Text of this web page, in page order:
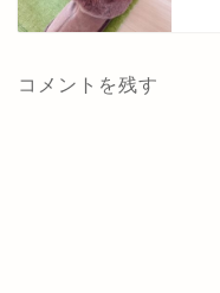
コメントを残す